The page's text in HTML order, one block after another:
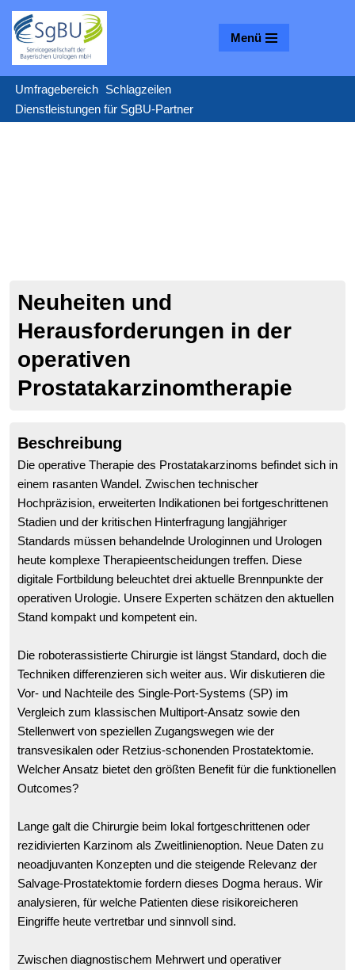
Zum
Inhalt
springen
Menü
Umfragebereich Schlagzeilen
Dienstleistungen für SgBU-Partner
Neuheiten und
Herausforderungen in der
operativen
Prostatakarzinomtherapie
Beschreibung
Die operative Therapie des Prostatakarzinoms befindet sich in
einem rasanten Wandel. Zwischen technischer
Hochpräzision, erweiterten Indikationen bei fortgeschrittenen
Stadien und der kritischen Hinterfragung langjähriger
Standards müssen behandelnde Urologinnen und Urologen
heute komplexe Therapieentscheidungen treffen. Diese
digitale Fortbildung beleuchtet drei aktuelle Brennpunkte der
operativen Urologie. Unsere Experten schätzen den aktuellen
Stand kompakt und kompetent ein.
Die roboterassistierte Chirurgie ist längst Standard, doch die
Techniken differenzieren sich weiter aus. Wir diskutieren die
Vor- und Nachteile des Single-Port-Systems (SP) im
Vergleich zum klassischen Multiport-Ansatz sowie den
Stellenwert von speziellen Zugangswegen wie der
transvesikalen oder Retzius-schonenden Prostatektomie.
Welcher Ansatz bietet den größten Benefit für die funktionellen
Outcomes?
Lange galt die Chirurgie beim lokal fortgeschrittenen oder
rezidivierten Karzinom als Zweitlinienoption. Neue Daten zu
neoadjuvanten Konzepten und die steigende Relevanz der
Salvage-Prostatektomie fordern dieses Dogma heraus. Wir
analysieren, für welche Patienten diese risikoreicheren
Eingriffe heute vertretbar und sinnvoll sind.
Zwischen diagnostischem Mehrwert und operativer